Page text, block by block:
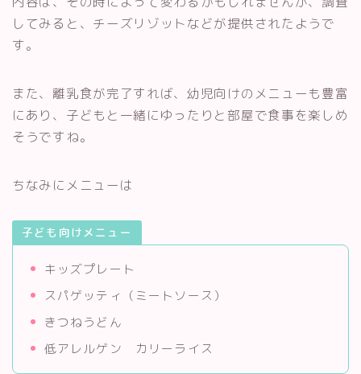
してみると、チーズリゾットなどが提供されたようで
す。
また、離乳食が完了すれば、幼児向けのメニューも豊富
にあり、子どもと一緒にゆったりと部屋で食事を楽しめ
そうですね。
ちなみにメニューは
子ども向けメニュー
キッズプレート
スパゲッティ（ミートソース）
きつねうどん
低アレルゲン カリーライス